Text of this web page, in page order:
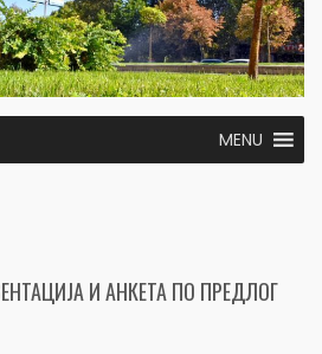
MENU
И АНКЕТА ПО ПРЕДЛОГ